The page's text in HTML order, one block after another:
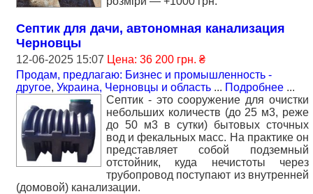
Cептик для дачи, автономная канализация
Черновцы
12-06-2025 15:07 Цена: 36 200 грн. ₴
Продам, предлагаю: Бизнес и промышленность -
другое, Украина, Черновцы и область ... Подробнее ...
Септик - это сооружение для очистки
небольших количеств (до 25 м3, реже
до 50 м3 в сутки) бытовых сточных
вод и фекальных масс. На практике он
представляет собой подземный
отстойник, куда нечистоты через
трубопровод поступают из внутренней
(домовой) канализации.